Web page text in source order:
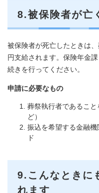
8.被保険者が亡
被保険者が死亡したときは
円支給されます。保険年金
続きを行ってください。
申請に必要なもの
葬祭執行者であるこ
ど）
振込を希望する金融
ド
9.こんなときに
れます